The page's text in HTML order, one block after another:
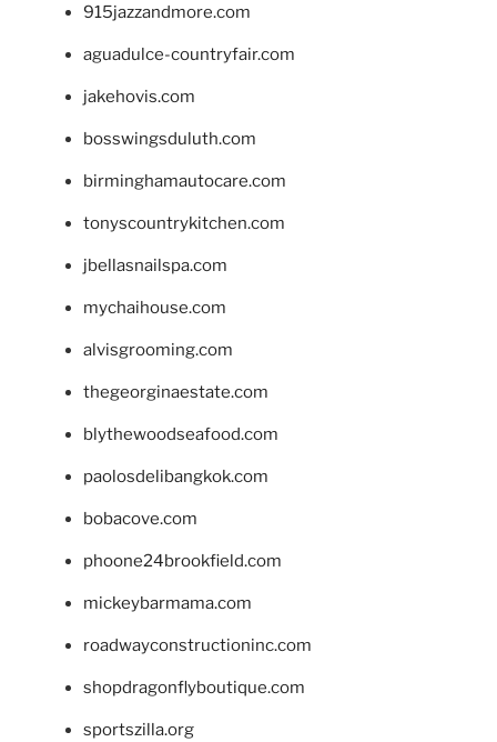
915jazzandmore.com
aguadulce-countryfair.com
jakehovis.com
bosswingsduluth.com
birminghamautocare.com
tonyscountrykitchen.com
jbellasnailspa.com
mychaihouse.com
alvisgrooming.com
thegeorginaestate.com
blythewoodseafood.com
paolosdelibangkok.com
bobacove.com
phoone24brookfield.com
mickeybarmama.com
roadwayconstructioninc.com
shopdragonflyboutique.com
sportszilla.org